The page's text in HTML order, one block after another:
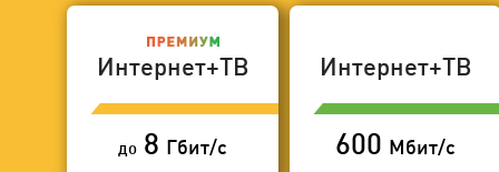
Интернет+ТВ
до 8 Гбит/с
Интернет+ТВ
600 Мбит/с